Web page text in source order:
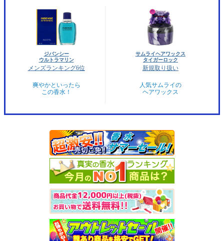
ジバンシー
ウルトラマリン
メンズランキング6位
爽やかといったら
この香水！
サムライヘアワックス
タイガーロック
新規取り扱い
人気サムライの
ヘアワックス